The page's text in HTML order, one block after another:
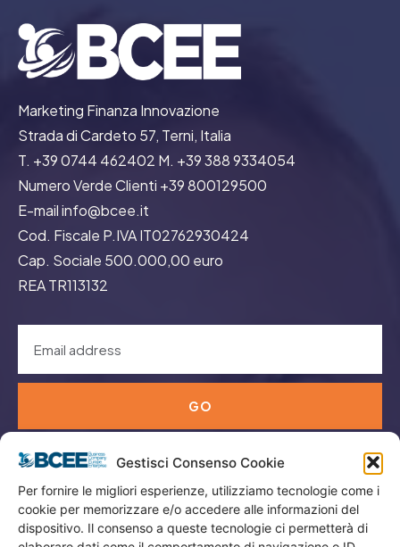
Gestisci Consenso Cookie
Per fornire le migliori esperienze, utilizziamo tecnologie come i
cookie per memorizzare e/o accedere alle informazioni del
dispositivo. Il consenso a queste tecnologie ci permetterà di
Marketing Finanza Innovazione
Strada di Cardeto 57, Terni, Italia
T. +39 0744 462402 M. +39 388 9334054
Numero Verde Clienti +39 800129500
E-mail info@bcee.it
Cod. Fiscale P.IVA IT02762930424
Cap. Sociale 500.000,00 euro
REA TR113132
GO
Menù
Privacy